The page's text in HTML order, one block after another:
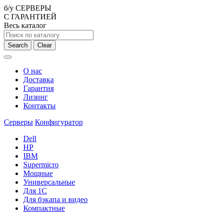
б/у СЕРВЕРЫ
С ГАРАНТИЕЙ
Весь каталог
Search Clear
О нас
Доставка
Гарантия
Лизинг
Контакты
Серверы Конфигуратор
Dell
HP
IBM
Supermicro
Мощные
Универсальные
Для 1С
Для бэкапа и видео
Компактные